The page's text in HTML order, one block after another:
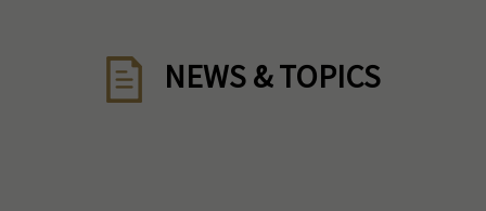
NEWS & TOPICS